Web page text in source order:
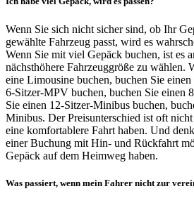
Wenn Sie sich nicht sicher sind, ob Ihr
gewählte Fahrzeug passt, wird es
Wenn Sie mit viel Gepäck buchen, ist es
nächsthöhere Fahrzeuggröße zu wählen.
eine Limousine buchen, buchen Sie
6-Sitzer-MPV buchen, buchen Sie einen
Sie einen 12-Sitzer-Minibus buchen,
Minibus. Der Preisunterschied ist oft
eine komfortablere Fahrt haben. Und
einer Buchung mit Hin- und Rückfahrt
Gepäck auf dem Heimweg haben.
Was passiert, wenn mein Fahrer nicht zur